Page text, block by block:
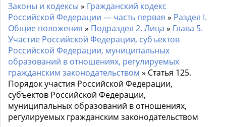
Законы и кодексы » Гражданский кодекс
Российской Федерации — часть первая » Раздел I.
Общие положения » Подраздел 2. Лица » Глава 5.
Участие Российской Федерации, субъектов
Российской Федерации, муниципальных
образований в отношениях, регулируемых
гражданским законодательством » Статья 125.
Порядок участия Российской Федерации,
субъектов Российской Федерации,
муниципальных образований в отношениях,
регулируемых гражданским законодательством